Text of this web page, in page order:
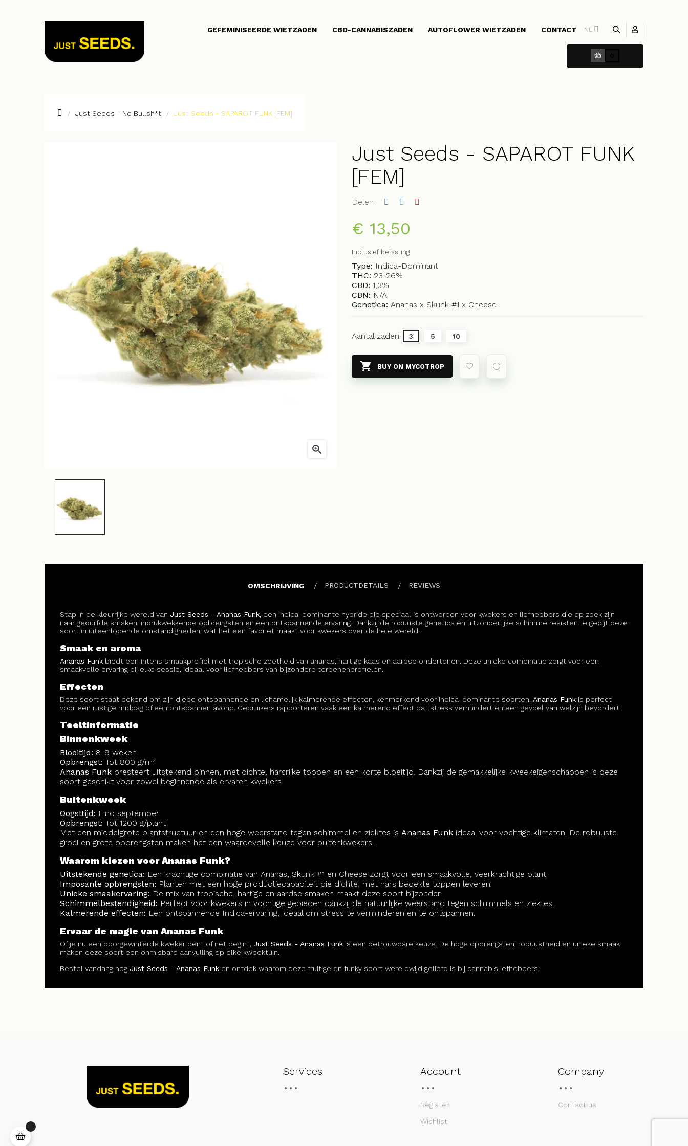
GEFEMINISEERDE WIETZADEN CBD-CANNABISZADEN AUTOFLOWER WIETZADEN CONTACT NE
Just Seeds - No Bullsh*t Just Seeds - SAPAROT FUNK [FEM]

Just Seeds - SAPAROT FUNK
[FEM]
Delen
€ 13,50
Inclusief belasting
Type: Indica-Dominant
THC: 23-26%
CBD: 1,3%
CBN: N/A
Genetica: Ananas x Skunk #1 x Cheese
Aantal zaden: 3 5 10
 BUY ON MYCOTROP
OMSCHRIJVING PRODUCTDETAILS REVIEWS
Stap in de kleurrijke wereld van Just Seeds - Ananas Funk, een Indica-dominante hybride die speciaal is ontworpen voor kwekers en liefhebbers die op zoek zijn
naar gedurfde smaken, indrukwekkende opbrengsten en een ontspannende ervaring. Dankzij de robuuste genetica en uitzonderlijke schimmelresistentie gedijt deze
soort in uiteenlopende omstandigheden, wat het een favoriet maakt voor kwekers over de hele wereld.
Smaak en aroma
Ananas Funk biedt een intens smaakprofiel met tropische zoetheid van ananas, hartige kaas en aardse ondertonen. Deze unieke combinatie zorgt voor een
smaakvolle ervaring bij elke sessie, ideaal voor liefhebbers van bijzondere terpenenprofielen.
Effecten
Deze soort staat bekend om zijn diepe ontspannende en lichamelijk kalmerende effecten, kenmerkend voor Indica-dominante soorten. Ananas Funk is perfect
voor een rustige middag of een ontspannen avond. Gebruikers rapporteren vaak een kalmerend effect dat stress vermindert en een gevoel van welzijn bevordert.
Teeltinformatie
Binnenkweek
Bloeitijd: 8-9 weken
Opbrengst: Tot 800 g/m²
Ananas Funk presteert uitstekend binnen, met dichte, harsrijke toppen en een korte bloeitijd. Dankzij de gemakkelijke kweekeigenschappen is deze
soort geschikt voor zowel beginnende als ervaren kwekers.
Buitenkweek
Oogsttijd: Eind september
Opbrengst: Tot 1200 g/plant
Met een middelgrote plantstructuur en een hoge weerstand tegen schimmel en ziektes is Ananas Funk ideaal voor vochtige klimaten. De robuuste
groei en grote opbrengsten maken het een waardevolle keuze voor buitenkwekers.
Waarom kiezen voor Ananas Funk?
Uitstekende genetica: Een krachtige combinatie van Ananas, Skunk #1 en Cheese zorgt voor een smaakvolle, veerkrachtige plant.
Imposante opbrengsten: Planten met een hoge productiecapaciteit die dichte, met hars bedekte toppen leveren.
Unieke smaakervaring: De mix van tropische, hartige en aardse smaken maakt deze soort bijzonder.
Schimmelbestendigheid: Perfect voor kwekers in vochtige gebieden dankzij de natuurlijke weerstand tegen schimmels en ziektes.
Kalmerende effecten: Een ontspannende Indica-ervaring, ideaal om stress te verminderen en te ontspannen.
Ervaar de magie van Ananas Funk
Of je nu een doorgewinterde kweker bent of net begint, Just Seeds - Ananas Funk is een betrouwbare keuze. De hoge opbrengsten, robuustheid en unieke smaak
maken deze soort een onmisbare aanvulling op elke kweektuin.
Bestel vandaag nog Just Seeds - Ananas Funk en ontdek waarom deze fruitige en funky soort wereldwijd geliefd is bij cannabisliefhebbers!
Services Account
Register
Wishlist
Company
Contact us